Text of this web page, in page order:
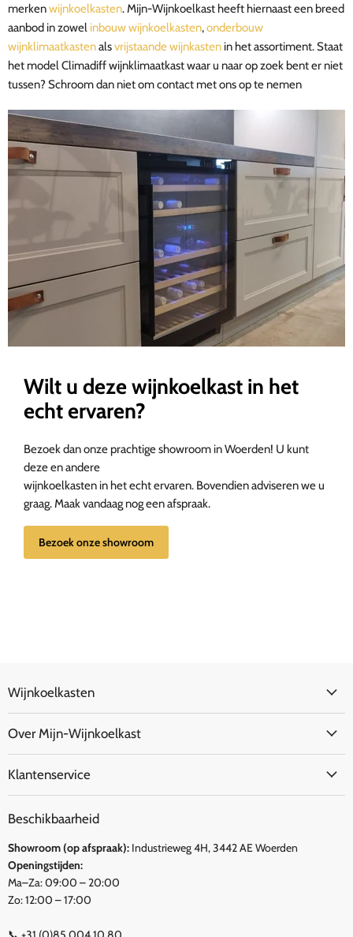
merkenwijnkoelkasten. Mijn-Wijnkoelkast heeft hiernaast een breed
aanbod in zowel inbouw wijnkoelkasten,onderbouw
wijnklimaatkastenalsvrijstaande wijnkasten in het assortiment. Staat
het model Climadiff wijnklimaatkastwaar u naar op zoek bent er niet
tussen? Schroom dan niet om contact met ons op te nemen
Wilt u deze wijnkoelkast in het
echt ervaren?
Bezoek dan onze prachtige showroom in Woerden! U kunt
deze en andere
wijnkoelkasten in het echt ervaren. Bovendien adviseren we u
graag. Maak vandaag nog een afspraak.
Bezoek onze showroom
Wijnkoelkasten
Over Mijn-Wijnkoelkast
Klantenservice
Beschikbaarheid
Showroom (op afspraak): Industrieweg 4H, 3442 AE Woerden
Openingstijden:
Ma–Za: 09:00 – 20:00
Zo: 12:00 – 17:00